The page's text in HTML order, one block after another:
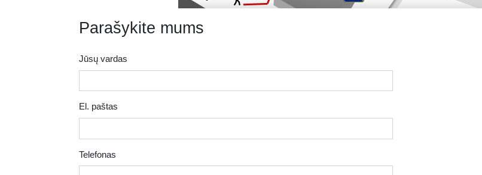
Parašykite mums
Jūsų vardas
El. paštas
Telefonas